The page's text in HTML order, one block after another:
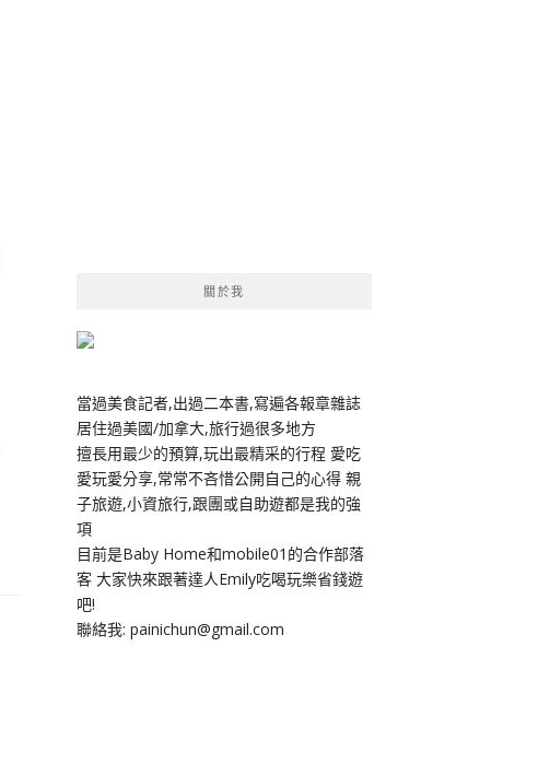
關於我
當過美食記者,出過二本書,寫遍各報章雜誌
居住過美國/加拿大,旅行過很多地方
擅長用最少的預算,玩出最精采的行程 愛吃
愛玩愛分享,常常不吝惜公開自己的心得 親
子旅遊,小資旅行,跟團或自助遊都是我的強
項
目前是Baby Home和mobile01的合作部落
客 大家快來跟著達人Emily吃喝玩樂省錢遊
吧!
聯絡我: painichun@gmail.com